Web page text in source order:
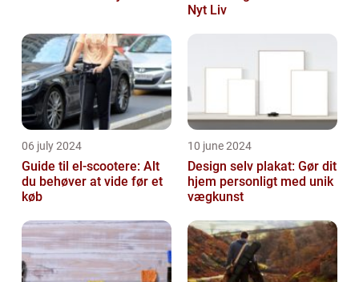
Nyt Liv
06 july 2024
Guide til el-scootere: Alt
du behøver at vide før et
køb
10 june 2024
Design selv plakat: Gør dit
hjem personligt med unik
vægkunst